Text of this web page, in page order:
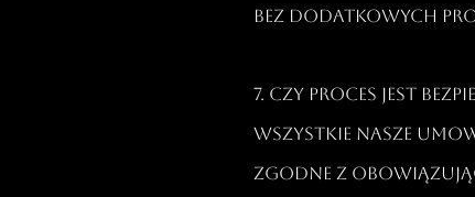
bez dodatkowych
7. Czy proces jest
Wszystkie nasze
zgodne z